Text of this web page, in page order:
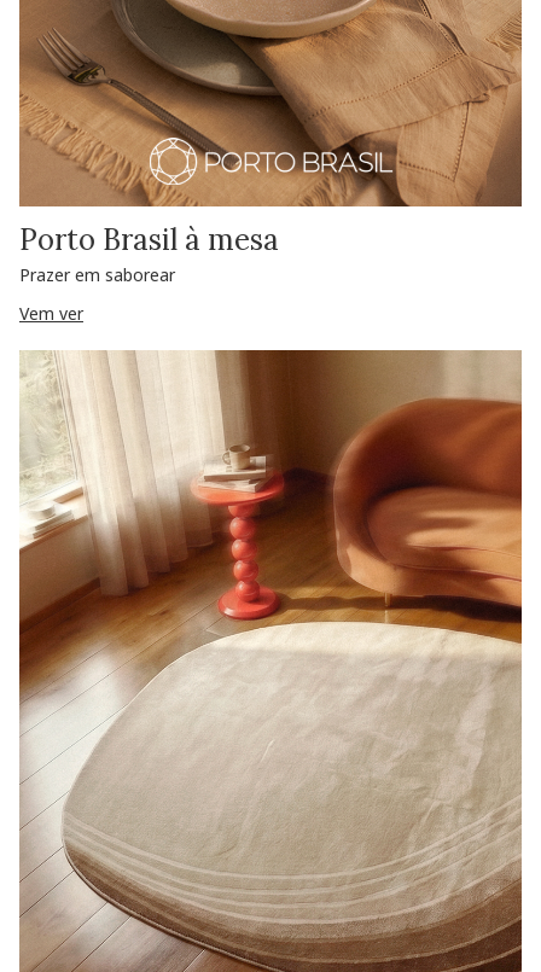
Porto Brasil à mesa
Prazer em saborear
Vem ver